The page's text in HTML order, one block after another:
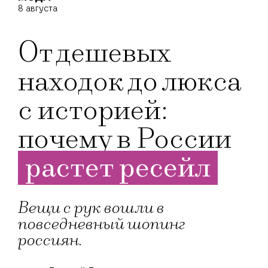
8 августа
От дешевых
находок до люкса
с историей:
почему в России
растет ресейл
Вещи с рук вошли в
повседневный шопинг
россиян.